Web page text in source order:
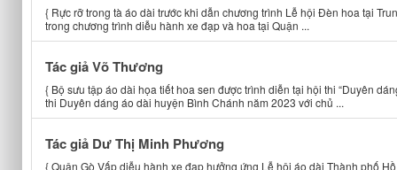
{ Rực rỡ trong tà áo dài trước khi dẫn chương trình Lễ hội Đèn hoa tại
trong chương trình diễu hành xe đạp và hoa tại Quận ...
Tác giả Võ Thương
{ Bộ sưu tập áo dài họa tiết hoa sen được trình diễn tại hội thi “Duyên
thi Duyên dáng áo dài huyện Bình Chánh năm 2023 với chủ ...
Tác giả Dư Thị Minh Phương
{ Quận Gò Vấp diễu hành xe đạp hưởng ứng Lễ hội áo dài Thành phố